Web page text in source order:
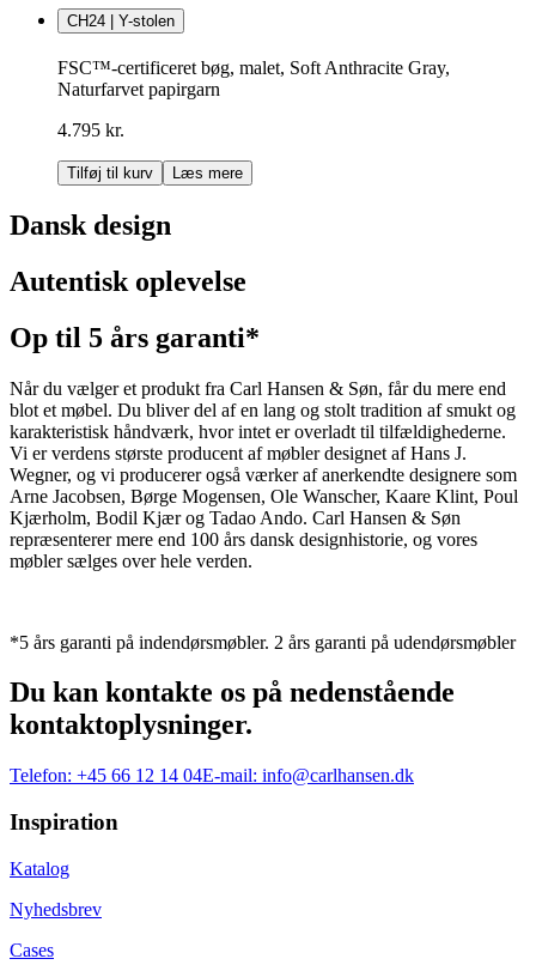
CH24 | Y-stolen
FSC™-certificeret bøg, malet, Soft Anthracite Gray,
Naturfarvet papirgarn
4.795 kr.
Tilføj til kurv Læs mere
Dansk design
Autentisk oplevelse
Op til 5 års garanti*
Når du vælger et produkt fra Carl Hansen & Søn, får du mere end
blot et møbel. Du bliver del af en lang og stolt tradition af smukt og
karakteristisk håndværk, hvor intet er overladt til tilfældighederne.
Vi er verdens største producent af møbler designet af Hans J.
Wegner, og vi producerer også værker af anerkendte designere som
Arne Jacobsen, Børge Mogensen, Ole Wanscher, Kaare Klint, Poul
Kjærholm, Bodil Kjær og Tadao Ando. Carl Hansen & Søn
repræsenterer mere end 100 års dansk designhistorie, og vores
møbler sælges over hele verden.
*5 års garanti på indendørsmøbler. 2 års garanti på udendørsmøbler
Du kan kontakte os på nedenstående
kontaktoplysninger.
Telefon: +45 66 12 14 04E-mail: info@carlhansen.dk
Inspiration
Katalog
Nyhedsbrev
Cases